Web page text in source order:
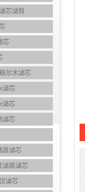
芯滤筒
芯
尔水滤芯
滤芯
滤芯
滤芯
器滤芯
滤器滤芯
滤芯